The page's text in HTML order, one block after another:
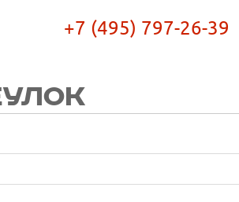
+7 (495) 797-26-39